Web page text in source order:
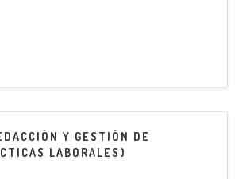
Y GESTIÓN DE
LABORALES)